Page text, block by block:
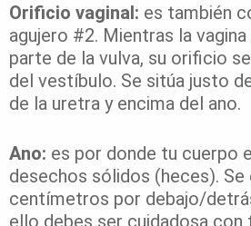
Orificio vaginal: es también
agujero #2. Mientras la
parte de la vulva, su orificio
del vestíbulo. Se sitúa justo
de la uretra y encima del ano.
Ano: es por donde tu cuerpo
desechos sólidos (heces). Se
centímetros por debajo/
ello debes ser cuidadosa con